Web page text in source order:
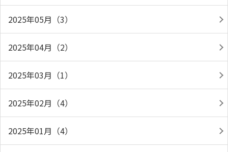
2025年05月（3）
2025年04月（2）
2025年03月（1）
2025年02月（4）
2025年01月（4）